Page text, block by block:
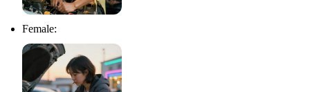
Female: